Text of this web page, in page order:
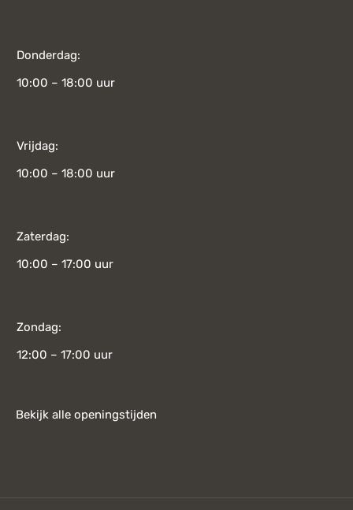
Donderdag:
10:00 – 18:00 uur
Vrijdag:
10:00 – 18:00 uur
Zaterdag:
10:00 – 17:00 uur
Zondag:
12:00 – 17:00 uur
Bekijk alle openingstijden